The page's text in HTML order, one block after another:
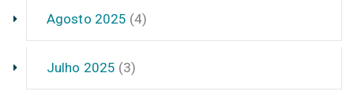
Agosto 2025 (4)
Julho 2025 (3)